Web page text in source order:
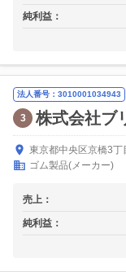
純利益：
法人番号：3010001034943
3 株式会社ブ
東京都中央区京橋3丁
ゴム製品(メーカー)
売上：
純利益：